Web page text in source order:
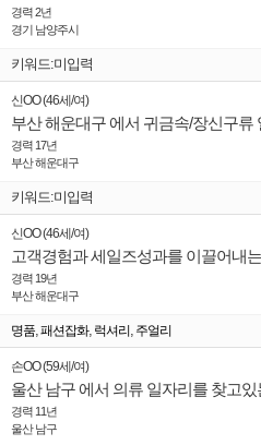
경력 2년
경기 남양주시
키워드:미입력
신OO(46세 /여)
경력 17년
부산 해운대구
키워드:미입력
신OO(46세 /여)
고객경험과 세일즈성과를 이끌어내
경력 19년
부산 해운대구
명품,패션잡화, 럭셔리 , 주얼리
손OO(59세 /여)
경력 11년
울산 남구